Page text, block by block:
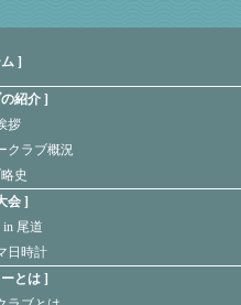
]
紹介
拶
クラブ概況
史
会
尾道
日時計
とは